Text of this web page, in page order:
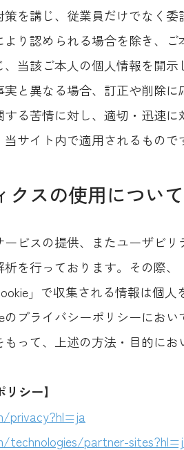
を講じ、従業員だけでなく委
り認められる場合を除き、
当該ご本人の個人情報を開示
と異なる場合、訂正や削除に
る苦情に対し、適切・迅速に
サイト内で適用されるもので
クスの使用について
ビスの提供、またユーザビ
を行っております。その際
」で収集される情報は個人
プライバシーポリシーにおい
って、上述の方法・目的に
シー】
privacy?hl=ja
technologies/partner-